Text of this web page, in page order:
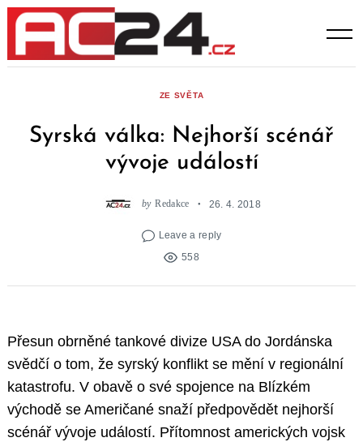
Skip
content
ZE SVĚTA
Syrská válka: Nejhorší scénář
vývoje událostí
by Redakce 26. 4. 2018
Leave a reply
558
Přesun obrněné tankové divize USA do Jordánska
svědčí o tom, že syrský konflikt se mění v regionální
katastrofu. V obavě o své spojence na Blízkém
východě se Američané snaží předpovědět nejhorší
scénář vývoje událostí. Přítomnost amerických vojsk